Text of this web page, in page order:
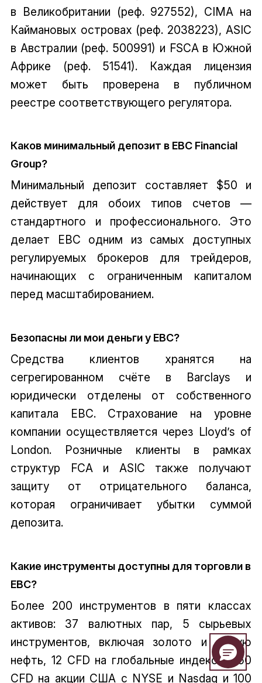
в Великобритании (реф. 927552), CIMA на
Каймановых островах (реф. 2038223), ASIC
в Австралии (реф. 500991) и FSCA в Южной
Африке (реф. 51541). Каждая лицензия
может быть проверена в публичном
реестре соответствующего регулятора.
Каков минимальный депозит в EBC Financial
Group?
Минимальный депозит составляет $50 и
действует для обоих типов счетов —
стандартного и профессионального. Это
делает EBC одним из самых доступных
регулируемых брокеров для трейдеров,
начинающих с ограниченным капиталом
перед масштабированием.
Безопасны ли мои деньги у EBC?
Средства клиентов хранятся на
сегрегированном счёте в Barclays и
юридически отделены от собственного
капитала EBC. Страхование на уровне
компании осуществляется через Lloyd’s of
London. Розничные клиенты в рамках
структур FCA и ASIC также получают
защиту от отрицательного баланса,
которая ограничивает убытки суммой
депозита.
Какие инструменты доступны для торговли в
EBC?
Более 200 инструментов в пяти классах
активов: 37 валютных пар, 5 сырьевых
инструментов, включая золото и сырую
нефть, 12 CFD на глобальные индексы, 150
CFD на акции США с NYSE и Nasdaq и 100